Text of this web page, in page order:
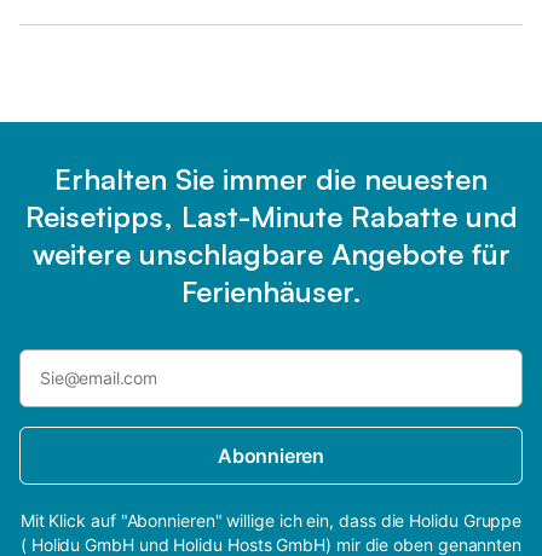
Erhalten Sie immer die neuesten
Reisetipps, Last-Minute Rabatte und
weitere unschlagbare Angebote für
Ferienhäuser.
Abonnieren
Mit Klick auf "Abonnieren" willige ich ein, dass die Holidu Gruppe
( Holidu GmbH und Holidu Hosts GmbH) mir die oben genannten